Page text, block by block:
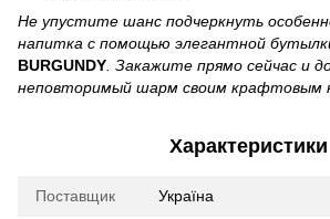
Не упустите шанс подчеркнуть
напитка с помощью элегантной
BURGUNDY . Закажите прямо сейчас и
неповторимый шарм своим крафтовым
Характеристики
Поставщик Україна